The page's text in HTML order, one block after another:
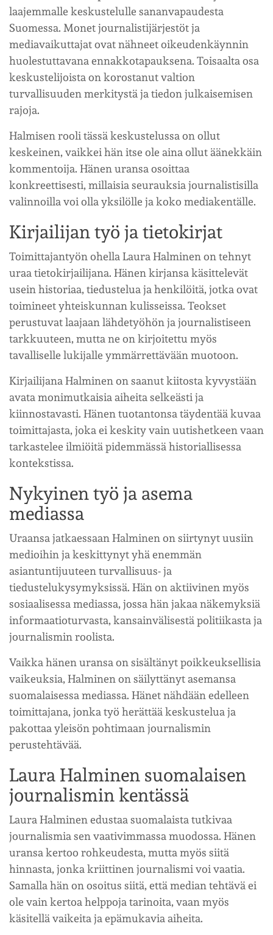
laajemmalle keskustelulle sananvapaudesta
Suomessa. Monet journalistijärjestöt ja
mediavaikuttajat ovat nähneet oikeudenkäynnin
huolestuttavana ennakkotapauksena. Toisaalta osa
keskustelijoista on korostanut valtion
turvallisuuden merkitystä ja tiedon julkaisemisen
rajoja.
Halmisen rooli tässä keskustelussa on ollut
keskeinen, vaikkei hän itse ole aina ollut äänekkäin
kommentoija. Hänen uransa osoittaa
konkreettisesti, millaisia seurauksia journalistisilla
valinnoilla voi olla yksilölle ja koko mediakentälle.
Kirjailijan työ ja tietokirjat
Toimittajantyön ohella Laura Halminen on tehnyt
uraa tietokirjailijana. Hänen kirjansa käsittelevät
usein historiaa, tiedustelua ja henkilöitä, jotka ovat
toimineet yhteiskunnan kulisseissa. Teokset
perustuvat laajaan lähdetyöhön ja journalistiseen
tarkkuuteen, mutta ne on kirjoitettu myös
tavalliselle lukijalle ymmärrettävään muotoon.
Kirjailijana Halminen on saanut kiitosta kyvystään
avata monimutkaisia aiheita selkeästi ja
kiinnostavasti. Hänen tuotantonsa täydentää kuvaa
toimittajasta, joka ei keskity vain uutishetkeen vaan
tarkastelee ilmiöitä pidemmässä historiallisessa
kontekstissa.
Nykyinen työ ja asema
mediassa
Uraansa jatkaessaan Halminen on siirtynyt uusiin
medioihin ja keskittynyt yhä enemmän
asiantuntijuuteen turvallisuus- ja
tiedustelukysymyksissä. Hän on aktiivinen myös
sosiaalisessa mediassa, jossa hän jakaa näkemyksiä
informaatioturvasta, kansainvälisestä politiikasta ja
journalismin roolista.
Vaikka hänen uransa on sisältänyt poikkeuksellisia
vaikeuksia, Halminen on säilyttänyt asemansa
suomalaisessa mediassa. Hänet nähdään edelleen
toimittajana, jonka työ herättää keskustelua ja
pakottaa yleisön pohtimaan journalismin
perustehtävää.
Laura Halminen suomalaisen
journalismin kentässä
Laura Halminen edustaa suomalaista tutkivaa
journalismia sen vaativimmassa muodossa. Hänen
uransa kertoo rohkeudesta, mutta myös siitä
hinnasta, jonka kriittinen journalismi voi vaatia.
Samalla hän on osoitus siitä, että median tehtävä ei
ole vain kertoa helppoja tarinoita, vaan myös
käsitellä vaikeita ja epämukavia aiheita.